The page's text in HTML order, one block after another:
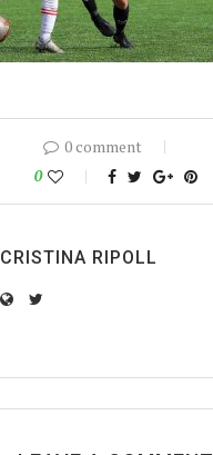
0 comment
0
CRISTINA RIPOLL